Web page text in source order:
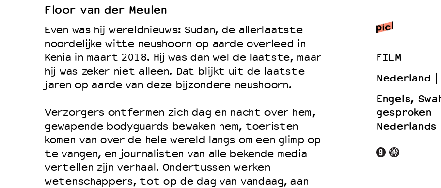
Duurzaamheid
Culturele boycot Israël
Ruimte voor artistieke vrijheid – VNPF
Floor van der Meulen
Even was hij wereldnieuws: Sudan, de allerlaatste
noordelijke witte neushoorn op aarde overleed in
Kenia in maart 2018. Hij was dan wel de laatste, maar
hij was zeker niet alleen. Dat blijkt uit de laatste
jaren op aarde van deze bijzondere neushoorn.
Verzorgers ontfermen zich dag en nacht over hem,
gewapende bodyguards bewaken hem, toeristen
komen van over de hele wereld langs om een glimp op
te vangen, en journalisten van alle bekende media
vertellen zijn verhaal. Ondertussen werken
wetenschappers, tot op de dag van vandaag, aan
FILM
Nederland
Engels,
gesproken